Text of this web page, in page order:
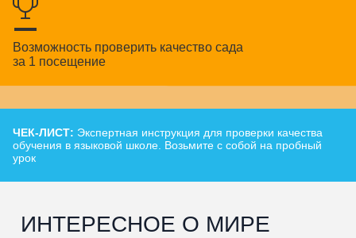
Возможность проверить качество сада
за 1 посещение
ЧЕК-ЛИСТ: Экспертная инструкция для проверки качества
обучения в языковой школе. Возьмите с собой на пробный
урок
ИНТЕРЕСНОЕ О МИРЕ